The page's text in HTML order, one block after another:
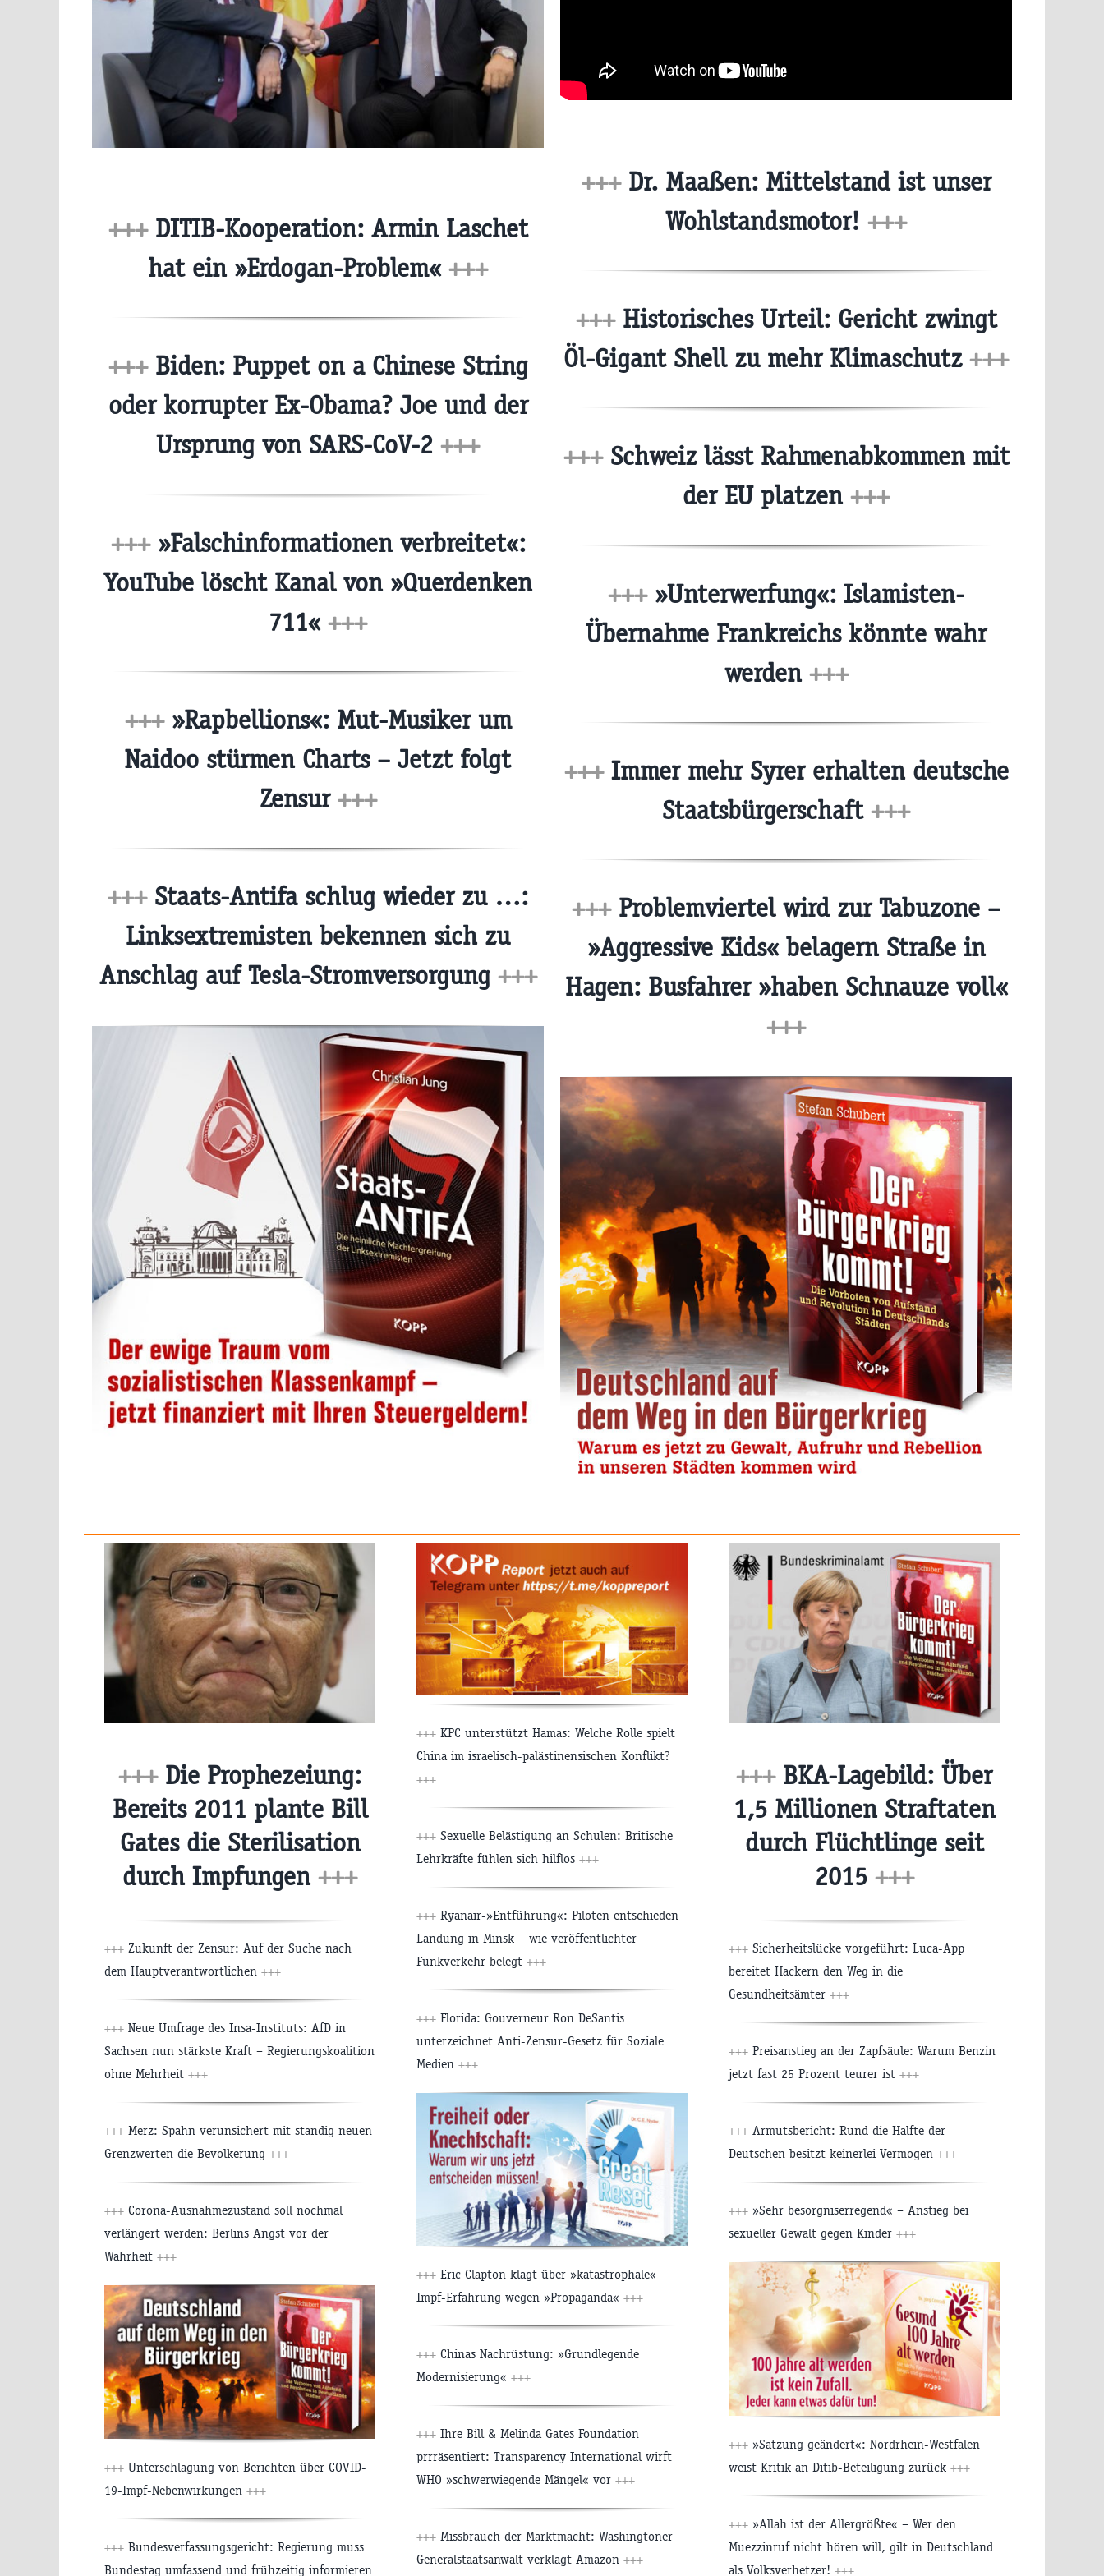
+++DITIB-Kooperation: Armin Laschet
hat ein »Erdogan-Problem« +++
+++Biden: Puppet on a Chinese String
oder korrupter Ex-Obama? Joe und der
Ursprung von SARS-CoV-2 +++
+++»Falschinformationen verbreitet«:
YouTube löscht Kanal von »Querdenken
711« +++
+++»Rapbellions«: Mut-Musiker um
Naidoo stürmen Charts – Jetzt folgt
Zensur+++
+++Staats-Antifa schlug wieder zu …:
Linksextremisten bekennen sich zu
Anschlag auf Tesla-Stromversorgung +++
+++Dr. Maaßen: Mittelstand ist unser
Wohlstandsmotor! +++
+++Historisches Urteil: Gericht zwingt
Öl-Gigant Shell zu mehr Klimaschutz +++
+++Schweiz lässt Rahmenabkommen mit
der EU platzen +++
+++»Unterwerfung«: Islamisten-
Übernahme Frankreichs könnte wahr
werden +++
+++Immer mehr Syrer erhalten deutsche
Staatsbürgerschaft +++
+++Problemviertel wird zur Tabuzone –
»Aggressive Kids« belagern Straße in
Hagen: Busfahrer »haben Schnauze voll«
+++
+++Die Prophezeiung:
Bereits 2011 plante Bill
Gates die Sterilisation
durch Impfungen +++
+++ Zukunft der Zensur: Auf der Suche nach
dem Hauptverantwortlichen +++
+++ Neue Umfrage des Insa-Instituts: AfD in
Sachsen nun stärkste Kraft – Regierungskoalition
ohne Mehrheit +++
+++ Merz: Spahn verunsichert mit ständig neuen
Grenzwerten die Bevölkerung +++
+++ Corona-Ausnahmezustand soll nochmal
verlängert werden: Berlins Angst vor der
Wahrheit +++
+++ Unterschlagung von Berichten über COVID-
19-Impf-Nebenwirkungen +++
+++ Bundesverfassungsgericht: Regierung muss
Bundestag umfassend und frühzeitig informieren
+++ KPC unterstützt Hamas: Welche Rolle spielt
China im israelisch-palästinensischen Konflikt?
+++
+++ Sexuelle Belästigung an Schulen: Britische
Lehrkräfte fühlen sich hilflos +++
+++ Ryanair-»Entführung«: Piloten entschieden
Landung in Minsk – wie veröffentlichter
Funkverkehr belegt +++
+++ Florida: Gouverneur Ron DeSantis
unterzeichnet Anti-Zensur-Gesetz für Soziale
Medien +++
+++ Eric Clapton klagt über »katastrophale«
Impf-Erfahrung wegen »Propaganda« +++
+++ Chinas Nachrüstung: »Grundlegende
Modernisierung« +++
+++ Ihre Bill & Melinda Gates Foundation
prrräsentiert: Transparency International wirft
WHO »schwerwiegende Mängel« vor +++
+++ Missbrauch der Marktmacht: Washingtoner
Generalstaatsanwalt verklagt Amazon +++
+++BKA-Lagebild: Über
1,5 Millionen Straftaten
durch Flüchtlinge seit
2015 +++
+++ Sicherheitslücke vorgeführt: Luca-App
bereitet Hackern den Weg in die
Gesundheitsämter +++
+++ Preisanstieg an der Zapfsäule: Warum Benzin
jetzt fast 25 Prozent teurer ist +++
+++ Armutsbericht: Rund die Hälfte der
Deutschen besitzt keinerlei Vermögen +++
+++ »Sehr besorgniserregend« – Anstieg bei
sexueller Gewalt gegen Kinder +++
+++ »Satzung geändert«: Nordrhein-Westfalen
weist Kritik an Ditib-Beteiligung zurück +++
+++ »Allah ist der Allergrößte« – Wer den
Muezzinruf nicht hören will, gilt in Deutschland
als Volksverhetzer! +++